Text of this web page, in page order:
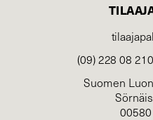
(09) 228 08
Suomen